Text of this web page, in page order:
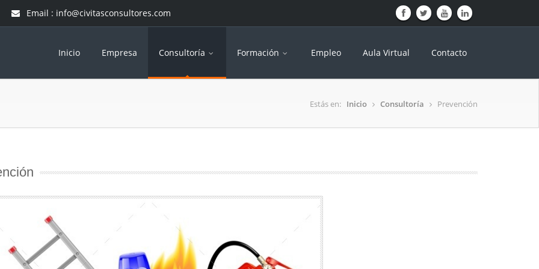
Email : info@civitasconsultores.com
Inicio Empresa Consultoría Formación Empleo Aula Virtual Contacto
Estás en: Inicio Consultoría Prevención